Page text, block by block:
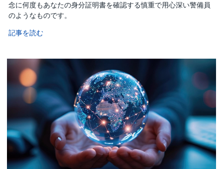
念に何度もあなたの身分証明書を確認する慎重で用心深い警備員
のようなものです。
記事を読む